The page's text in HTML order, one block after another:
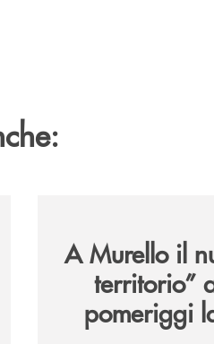
A Murello il
territorio”
pomeriggi